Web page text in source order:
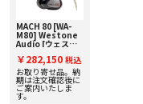
MACH 80 [WA-
M80] Westone
Audio [ウェスト
ニバーサルIEM
[8BA] 下取り査定
額20%アップ実施
中！
￥282,150 税込
お取り寄せ品。納
期は注文確認後に
ご案内いたしま
す。